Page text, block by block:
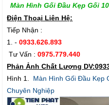
Màn Hình Gối Đầu Kẹp Gối
Điện Thoại Liên Hệ:
Tiếp Nhận :
1. -0933.626.893
Tư Vấn :0975.779.440
Phản Ảnh Chất Lượng
Hình 1. Màn Hình Gối Đầu Kẹp
Chuyên Nghiệp